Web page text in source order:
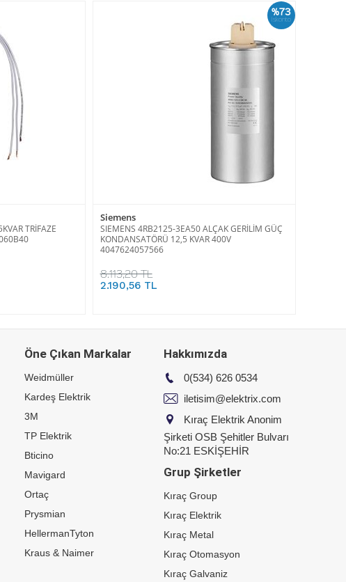
TRİFAZE
%73
İskonto
Siemens
SIEMENS 4RB2125-3EA50 ALÇAK GERİLİM GÜÇ
KONDANSATÖRÜ 12,5 KVAR 400V
4047624057566
8.113,20 TL
2.190,56 TL
Öne Çıkan Markalar
Weidmüller
Kardeş Elektrik
3M
TP Elektrik
Bticino
Mavigard
Ortaç
Prysmian
HellermanTyton
Kraus & Naimer
Hakkımızda
0(534) 626 0534
iletisim@elektrix.com
Kıraç Elektrik Anonim
Şirketi OSB Şehitler Bulvarı
No:21 ESKİŞEHİR
Grup Şirketler
Kıraç Group
Kıraç Elektrik
Kıraç Metal
Kıraç Otomasyon
Kıraç Galvaniz